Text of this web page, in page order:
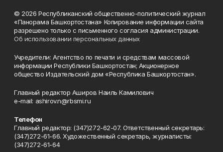
© 2026 Республиканский общественно-политический журнал
«Панорама Башкортостана» Копирование информации сайта
разрешено только с письменного согласия администрации.
Об использовании персональных данных
Учредители: Агентство по печати и средствам массовой
информации Республики Башкортостан; Акционерное
общество Издательский дом «Республика Башкортостан».
Главный редактор Аширов Наиль Камилович
e-mail: ashirov.n@rbsmi.ru
Телефон
Главный редактор: (347)272-62-07. Ответственный секретарь:
(347)272-61-66. Художественный секретарь, журналисты:
(347)272-61-64